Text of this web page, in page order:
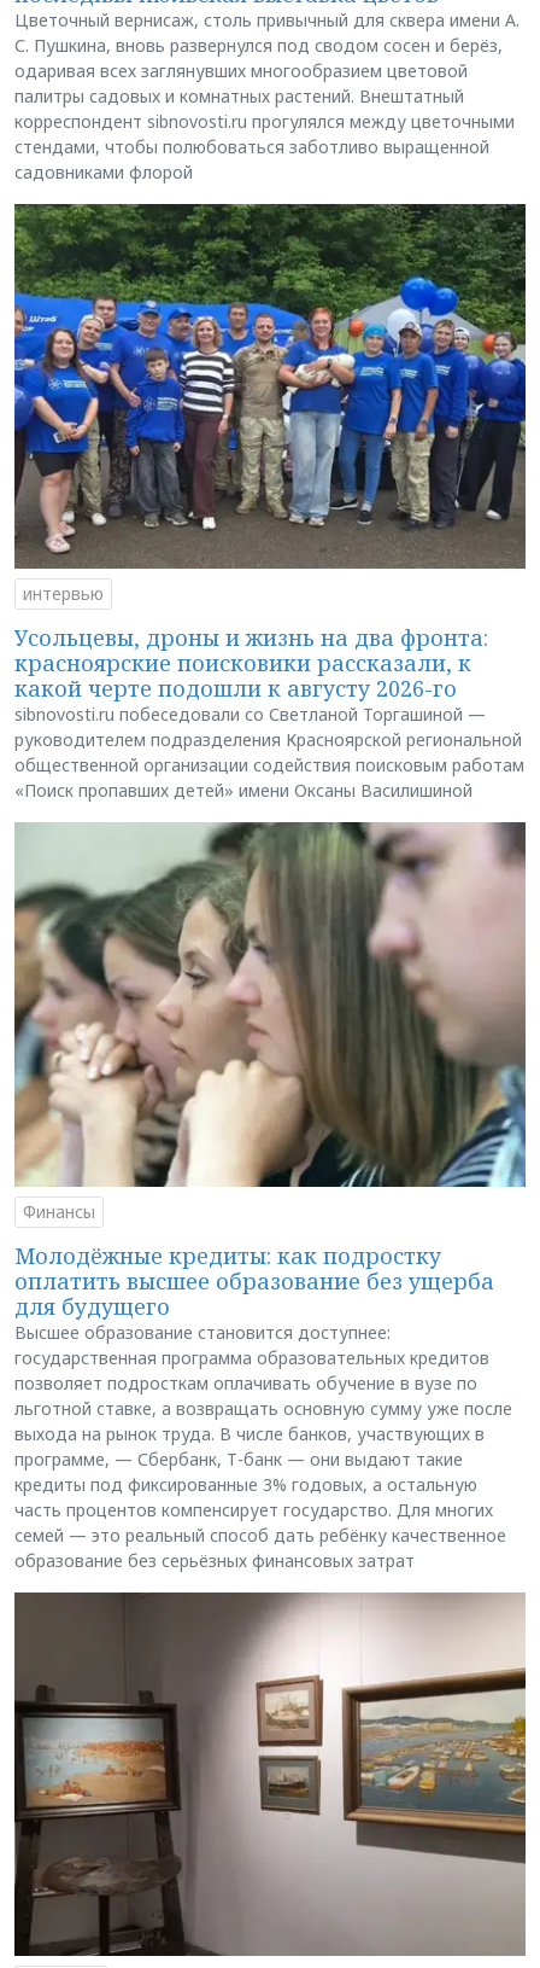
Цветочный вернисаж, столь привычный для сквера имени А.
С. Пушкина, вновь развернулся под сводом сосен и берёз,
одаривая всех заглянувших многообразием цветовой
палитры садовых и комнатных растений. Внештатный
корреспондент sibnovosti.ru прогулялся между цветочными
стендами, чтобы полюбоваться заботливо выращенной
садовниками флорой
интервью
Усольцевы, дроны и жизнь на два фронта:
красноярские поисковики рассказали, к
какой черте подошли к августу 2026-го
sibnovosti.ru побеседовали со Светланой Торгашиной —
руководителем подразделения Красноярской региональной
общественной организации содействия поисковым работам
«Поиск пропавших детей» имени Оксаны Василишиной
Финансы
Молодёжные кредиты: как подростку
оплатить высшее образование без ущерба
для будущего
Высшее образование становится доступнее:
государственная программа образовательных кредитов
позволяет подросткам оплачивать обучение в вузе по
льготной ставке, а возвращать основную сумму уже после
выхода на рынок труда. В числе банков, участвующих в
программе, — Сбербанк, Т-банк — они выдают такие
кредиты под фиксированные 3% годовых, а остальную
часть процентов компенсирует государство. Для многих
семей — это реальный способ дать ребёнку качественное
образование без серьёзных финансовых затрат